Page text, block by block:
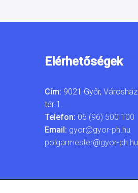
Elérhetőségek
Cím: 9021 Győr, Városház
tér 1.
Telefon: 06 (96) 500 100
Email: gyor@gyor-ph.hu
polgarmester@gyor-ph.hu